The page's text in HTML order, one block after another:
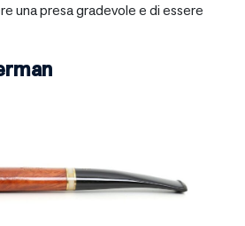
una presa gradevole e di essere